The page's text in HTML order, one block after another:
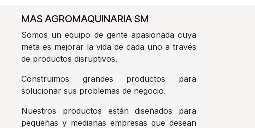
MAS AGROMAQUINARIA SM
Somos un equipo de gente apasionada cuya
meta es mejorar la vida de cada uno a través
de productos disruptivos.
Construimos grandes productos para
solucionar sus problemas de negocio.
Nuestros productos están diseñados para
pequeñas y medianas empresas que desean